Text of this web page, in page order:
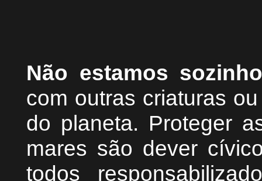
Não estamos
com outras criaturas
do planeta. Proteger
mares são dever
todos